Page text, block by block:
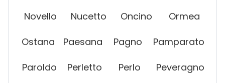
Novello Nucetto Oncino Ormea
Ostana Paesana Pagno Pamparato
Paroldo Perletto Perlo Peveragno